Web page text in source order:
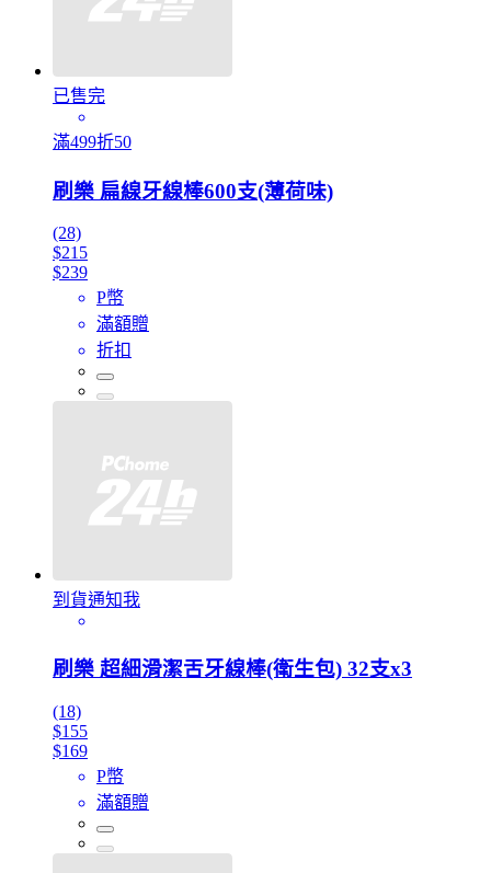
已售完
滿499折50
刷樂 扁線牙線棒600支(薄荷味)
(28)
$215
$239
P幣
滿額贈
折扣
到貨通知我
刷樂 超細滑潔舌牙線棒(衛生包) 32支x3
(18)
$155
$169
P幣
滿額贈